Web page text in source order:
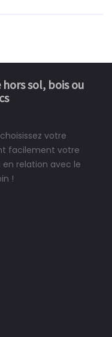
sol, bois ou
votre
facilement votre
relation avec le
!